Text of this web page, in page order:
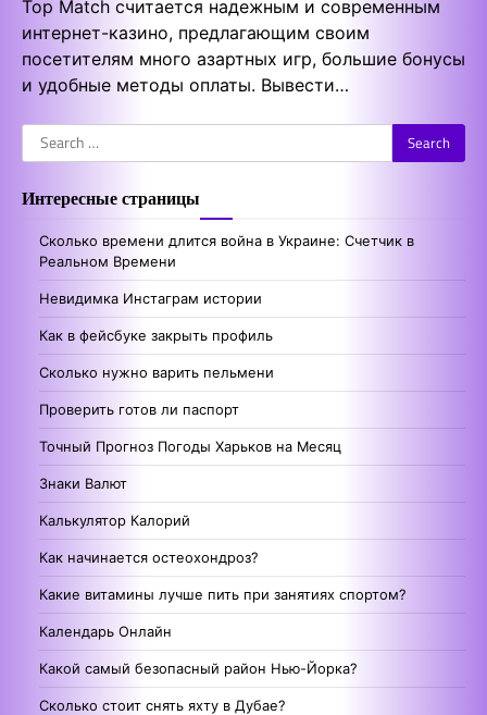
Top Match считается надежным и современным
интернет-казино, предлагающим своим
посетителям много азартных игр, большие бонусы
и удобные методы оплаты. Вывести…
Search
for:
Интересные страницы
Сколько времени длится война в Украине: Счетчик в
Реальном Времени
Невидимка Инстаграм истории
Как в фейсбуке закрыть профиль
Сколько нужно варить пельмени
Проверить готов ли паспорт
Точный Прогноз Погоды Харьков на Месяц
Знаки Валют
Калькулятор Калорий
Как начинается остеохондроз?
Какие витамины лучше пить при занятиях спортом?
Календарь Онлайн
Какой самый безопасный район Нью-Йорка?
Сколько стоит снять яхту в Дубае?